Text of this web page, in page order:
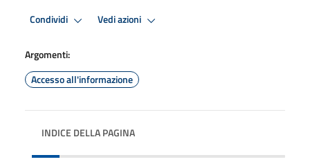
Condividi Vedi azioni
Argomenti:
Accesso all'informazione
INDICE DELLA PAGINA